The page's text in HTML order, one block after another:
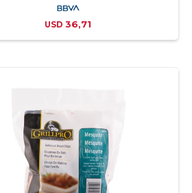
USD 36,71